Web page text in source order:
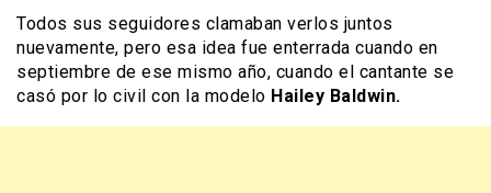
Todos sus seguidores clamaban verlos juntos
nuevamente, pero esa idea fue enterrada cuando en
septiembre de ese mismo año, cuando el cantante se
casó por lo civil con la modelo Hailey Baldwin.